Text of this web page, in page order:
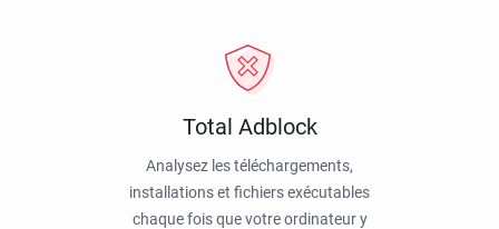
Total Adblock
Analysez les téléchargements,
installations et fichiers exécutables
chaque fois que votre ordinateur y